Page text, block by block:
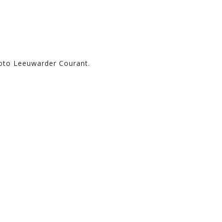
Leeuwarder Courant.